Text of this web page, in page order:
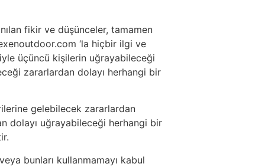
fikir ve düşünceler, tamamen
‘la hiçbir ilgi ve
üçüncü kişilerin uğrayabileceği
zararlardan dolayı herhangi bir
gelebilecek zararlardan
dolayı uğrayabileceği herhangi bir
bunları kullanmamayı kabul